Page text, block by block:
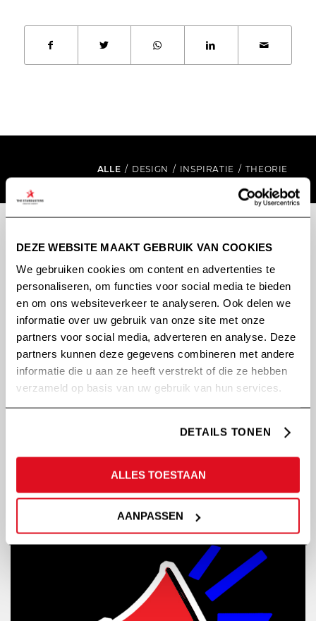
DEZE WEBSITE MAAKT GEBRUIK VAN COOKIES
We gebruiken cookies om content en advertenties te
personaliseren, om functies voor social media te bieden
en om ons websiteverkeer te analyseren. Ook delen we
informatie over uw gebruik van onze site met onze
partners voor social media, adverteren en analyse. Deze
partners kunnen deze gegevens combineren met andere
informatie die u aan ze heeft verstrekt of die ze hebben
verzameld op basis van uw gebruik van hun services.
DETAILS TONEN
ALLES TOESTAAN
AANPASSEN
ALLE / DESIGN / INSPIRATIE / THEORIE
missie